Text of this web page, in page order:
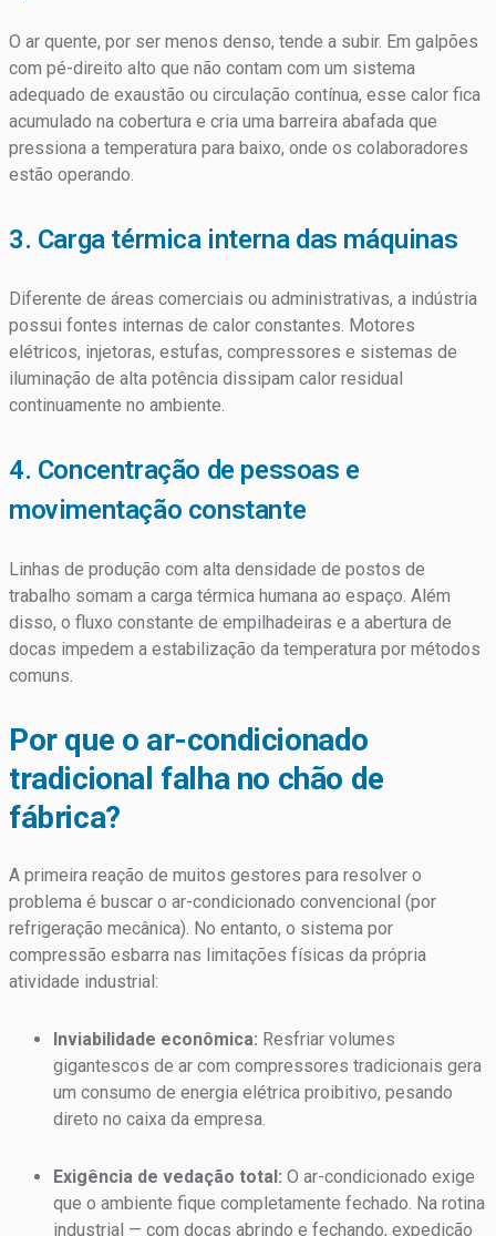
O ar quente, por ser menos denso, tende a subir. Em galpões
com pé-direito alto que não contam com um sistema
adequado de exaustão ou circulação contínua, esse calor fica
acumulado na cobertura e cria uma barreira abafada que
pressiona a temperatura para baixo, onde os colaboradores
estão operando.
3. Carga térmica interna das máquinas
Diferente de áreas comerciais ou administrativas, a indústria
possui fontes internas de calor constantes. Motores
elétricos, injetoras, estufas, compressores e sistemas de
iluminação de alta potência dissipam calor residual
continuamente no ambiente.
4. Concentração de pessoas e
movimentação constante
Linhas de produção com alta densidade de postos de
trabalho somam a carga térmica humana ao espaço. Além
disso, o fluxo constante de empilhadeiras e a abertura de
docas impedem a estabilização da temperatura por métodos
comuns.
Por que o ar-condicionado
tradicional falha no chão de
fábrica?
A primeira reação de muitos gestores para resolver o
problema é buscar o ar-condicionado convencional (por
refrigeração mecânica). No entanto, o sistema por
compressão esbarra nas limitações físicas da própria
atividade industrial:
Inviabilidade econômica: Resfriar volumes
gigantescos de ar com compressores tradicionais gera
um consumo de energia elétrica proibitivo, pesando
direto no caixa da empresa.
Exigência de vedação total: O ar-condicionado exige
que o ambiente fique completamente fechado. Na rotina
industrial — com docas abrindo e fechando, expedição